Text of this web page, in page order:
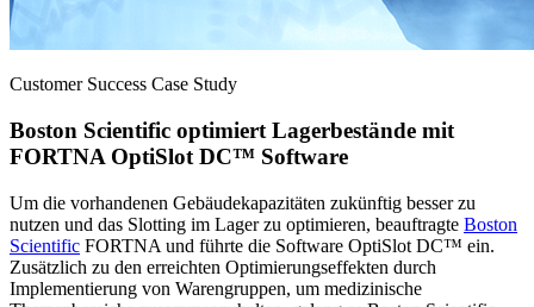
Customer Success Case Study
Boston Scientific optimiert Lagerbestände mit
FORTNA OptiSlot DC™ Software
Um die vorhandenen Gebäudekapazitäten zukünftig besser zu
nutzen und das Slotting im Lager zu optimieren, beauftragte Boston
Scientific FORTNA und führte die Software OptiSlot DC™ ein.
Zusätzlich zu den erreichten Optimierungseffekten durch
Implementierung von Warengruppen, um medizinische